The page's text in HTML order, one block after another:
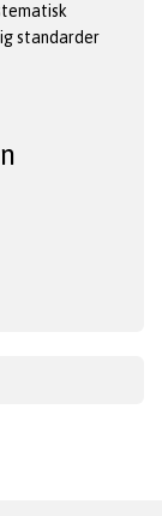
standarder